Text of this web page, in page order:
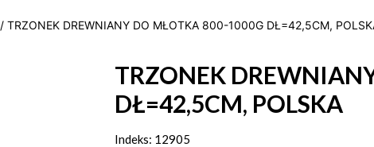
/ TRZONEK DREWNIANY DO MŁOTKA 800-1000G DŁ=42,5CM,
TRZONEK
DŁ=42,5CM, POLSKA
Indeks: 12905